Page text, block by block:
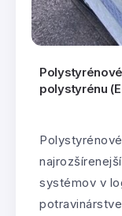
polystyrénu
systémov v